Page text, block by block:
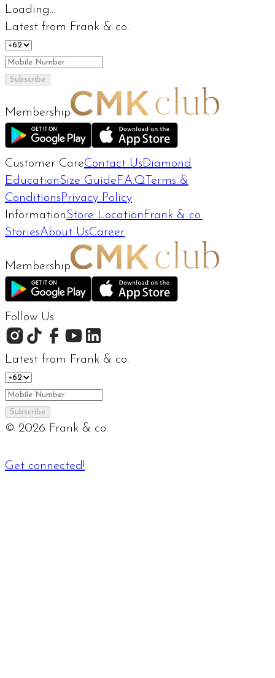
Loading...
Latest from Frank & co.
Subscribe
Membership
Customer CareContact Us Diamond
EducationSize Guide F.A.Q Terms &
Conditions Privacy Policy
InformationStore Location Frank & co.
StoriesAbout UsCareer
Membership
Follow Us
Latest from Frank & co.
Subscribe
© 2026 Frank & co.
Get connected!